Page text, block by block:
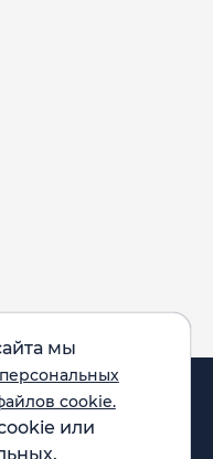
мы
cookie.
или
и